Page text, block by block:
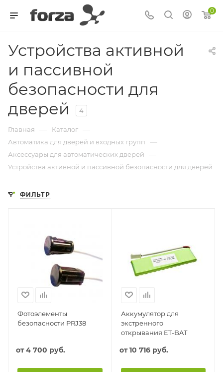
0
Устройства активной
и пассивной
безопасности для
дверей
4
Главная — Каталог —
Автоматика для дверей и входных групп —
Аксессуары для автоматических дверей —
Устройства активной и пассивной безопасности для дверей
ФИЛЬТР
Фотоэлементы
безопасности PRJ38
от4 700 руб.
Аккумулятор для
экстренного
открывания ET-BAT
от10 716 руб.